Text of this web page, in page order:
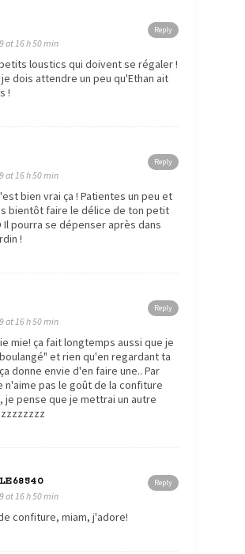
Reply
at 16 h 50 min
loustics qui doivent se régaler !
dois attendre un peu qu'Ethan ait
!
Reply
at 16 h 50 min
bien vrai ça ! Patientes un peu et
bientôt faire le délice de ton petit
Il pourra se dépenser après dans
!
Reply
at 16 h 50 min
mie! ça fait longtemps aussi que je
et rien qu'en regardant ta
donne envie d'en faire une.. Par
n'aime pas le goût de la confiture
je pense que je mettrai un autre
Reply
at 16 h 50 min
confiture, miam, j'adore!